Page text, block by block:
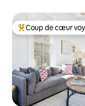
Coups de cœur
Coup de cœur